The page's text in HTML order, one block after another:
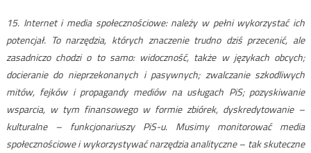
15. Internet i media społecznościowe: należy w pełni wykorzystać ich
potencjał. To narzędzia, których znaczenie trudno dziś przecenić, ale
zasadniczo chodzi o to samo: widoczność, także w językach obcych;
docieranie do nieprzekonanych i pasywnych; zwalczanie szkodliwych
mitów, fejków i propagandy mediów na usługach PiS; pozyskiwanie
wsparcia, w tym finansowego w formie zbiórek, dyskredytowanie –
kulturalne – funkcjonariuszy PiS-u. Musimy monitorować media
społecznościowe i wykorzystywać narzędzia analityczne – tak skuteczne